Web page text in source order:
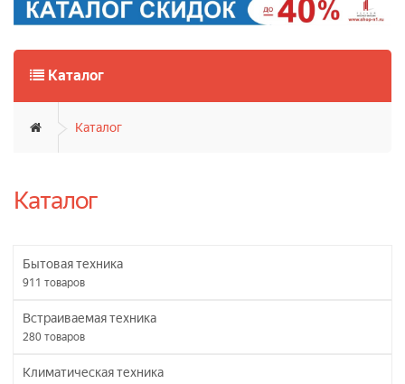
Каталог
Каталог
Каталог
Бытовая техника
911 товаров
Встраиваемая техника
280 товаров
Климатическая техника